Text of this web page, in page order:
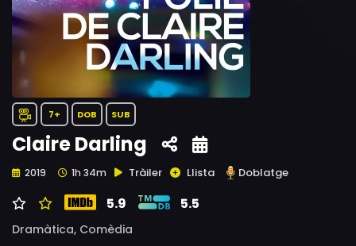
7+ DOB SUB
Claire Darling
2019 1h 34m Tràiler Llista Doblatge
5.9 5.5
Dramàtica, Comèdia